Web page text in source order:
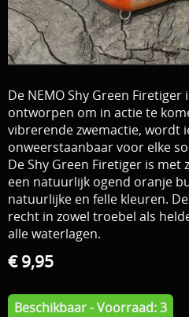
Boten en Belly / alle
Tenten / Aasvisbewaring /
Tassen
Per leverancier
Decoratie
Kleding
PROMO materiaal
cadeau bon
Download area
PARTNERS
TIPS, Montages and film
Meerval.shop Pro staff
You Tube kanaal
De NEMO Shy Green Firetiger
ontworpen om in actie te
vibrerende zwemactie, wordt
onweerstaanbaar voor elke
De Shy Green Firetiger is met
een natuurlijk ogend oranje
natuurlijke en felle kleuren.
recht in zowel troebel als
alle waterlagen.
€ 9,95
Beschikbaar - Voorraad: 3